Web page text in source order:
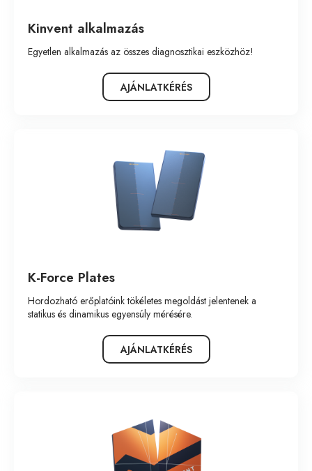
Kinvent alkalmazás
Egyetlen alkalmazás az összes diagnosztikai eszközhöz!
AJÁNLATKÉRÉS
K-Force Plates
Hordozható erőplatóink tökéletes megoldást jelentenek a
statikus és dinamikus egyensúly mérésére.
AJÁNLATKÉRÉS